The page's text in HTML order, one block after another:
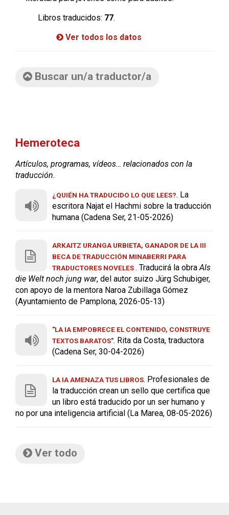
Libros traducidos: 77.
Ver todos los datos
Buscar un/a traductor/a
Hemeroteca
Artículos, programas, vídeos… relacionados con la
traducción.
¿QUIÉN HA TRADUCIDO LO QUE LEES?. La
escritora Najat el Hachmi sobre la traducción
humana (Cadena Ser, 21-05-2026)
ARKAITZ URANGA URBIETA, GANADOR DE LA III
BECA DE TRADUCCIÓN MINABERRI PARA
TRADUCTORES NOVELES. Traducirá la obraAls
die Welt noch jung war, del autor suizo Jürg Schubiger,
con apoyo de la mentora Naroa Zubillaga Gómez
(Ayuntamiento de Pamplona, 2026-05-13)
"LA IA EMPOBRECE EL CONTENIDO, CONSTRUYE
TEXTOS BARATOS". Rita da Costa, traductora
(Cadena Ser, 30-04-2026)
LA IA AMENAZA TUS LIBROS. Profesionales de
la traducción crean un sello que certifica que
un libro está traducido por un ser humano y
no por una inteligencia artificial (La Marea, 08-05-2026)
Ver todo